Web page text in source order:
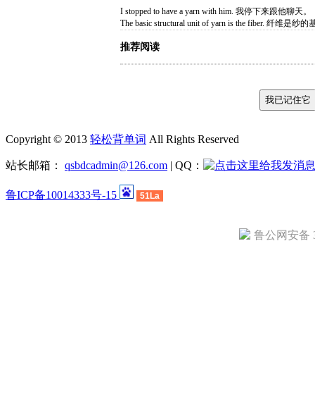
I stopped to have a yarn with him. 我停下来跟他聊天。
The basic structural unit of yarn is the fiber. 纤维是纱的
推荐阅读
Copyright © 2013 轻松背单词 All Rights Reserved
站长邮箱： qsbdcadmin@126.com | QQ：
鲁ICP备10014333号-15 51La
鲁公网安备